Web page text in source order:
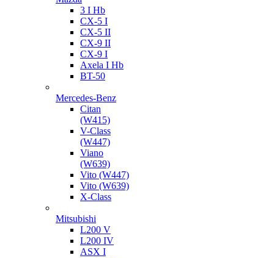
3 I Hb
CX-5 I
CX-5 II
CX-9 II
CX-9 I
Axela I Hb
BT-50
Mercedes-Benz
Citan
(W415)
V-Class
(W447)
Viano
(W639)
Vito (W447)
Vito (W639)
X-Class
Mitsubishi
L200 V
L200 IV
ASX I